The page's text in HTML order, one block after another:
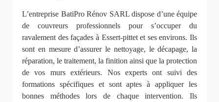
L’entreprise BatiPro Rénov SARL dispose d’une équipe
de couvreurs professionnels pour s’occuper du
ravalement des façades à Essert-pittet et ses environs. Ils
sont en mesure d’assurer le nettoyage, le décapage, la
réparation, le traitement, la finition ainsi que la protection
de vos murs extérieurs. Nos experts ont suivi des
formations spécifiques et sont aptes à appliquer les
bonnes méthodes lors de chaque intervention. Ils